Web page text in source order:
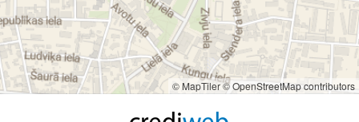
© MapTiler© OpenStreetMap contributors